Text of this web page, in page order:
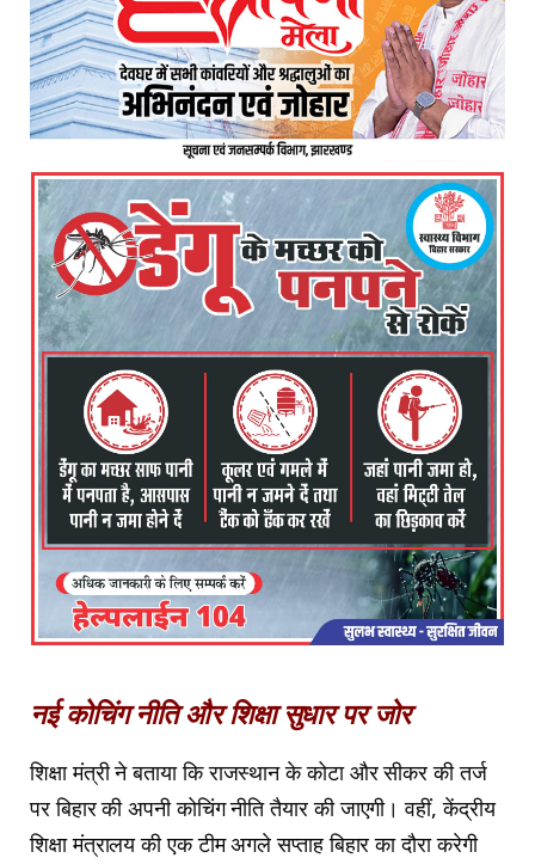
नई कोचिंग नीति और शिक्षा सुधार पर जोर
शिक्षा मंत्री ने बताया कि राजस्थान के कोटा और सीकर की तर्ज
पर बिहार की अपनी कोचिंग नीति तैयार की जाएगी। वहीं, केंद्रीय
शिक्षा मंत्रालय की एक टीम अगले सप्ताह बिहार का दौरा करेगी